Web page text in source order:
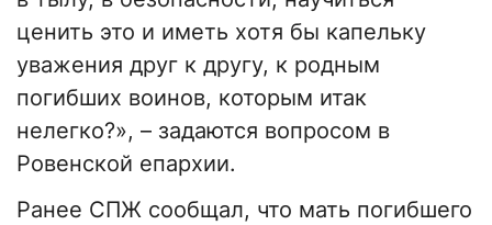
ценить это и иметь хотя бы капельку
уважения друг к другу, к родным
погибших воинов, которым итак
нелегко?», – задаются вопросом в
Ровенской епархии.
Ранее СПЖ сообщал, что мать погибшего